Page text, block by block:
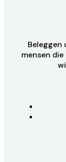
Beleggen
mensen